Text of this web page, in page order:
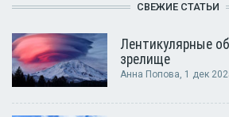
СВЕЖИЕ СТАТЬИ
Лентикулярные
зрелище
Анна Попова, 1 дек